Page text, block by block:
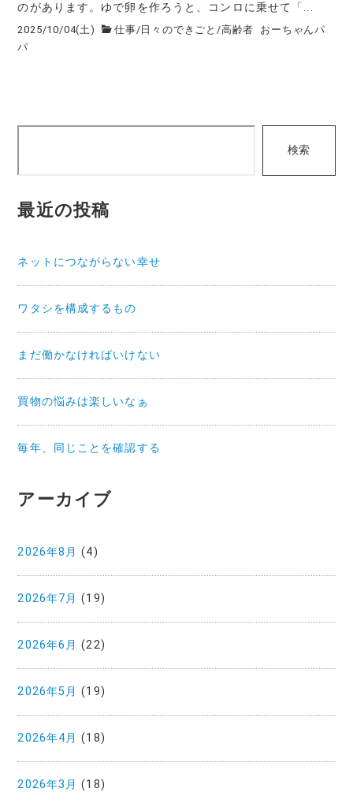
のがあります。ゆで卵を作ろうと、コンロに乗せて「...
2025/10/04(土) 仕事/日々のできごと /高齢者
おーちゃんパ
パ
検索
最近の投稿
ネットにつながらない幸せ
ワタシを構成するもの
まだ働かなければいけない
買物の悩みは楽しいなぁ
毎年、同じことを確認する
アーカイブ
2026年8月 (4)
2026年7月 (19)
2026年6月 (22)
2026年5月 (19)
2026年4月 (18)
2026年3月 (18)